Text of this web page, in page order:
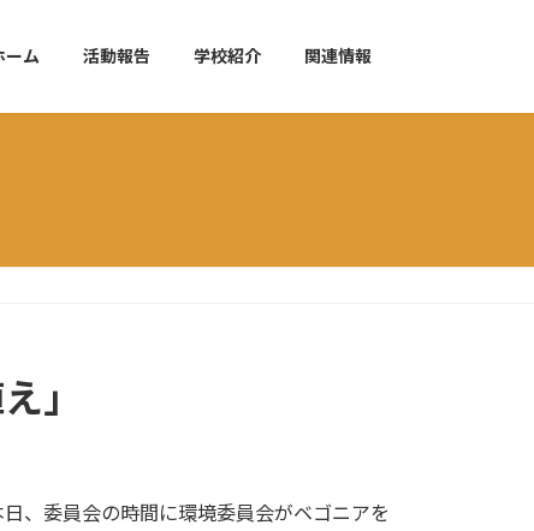
ーム 活動報告 学校紹介 関連情報
」
、委員会の時間に環境委員会がベゴニアを